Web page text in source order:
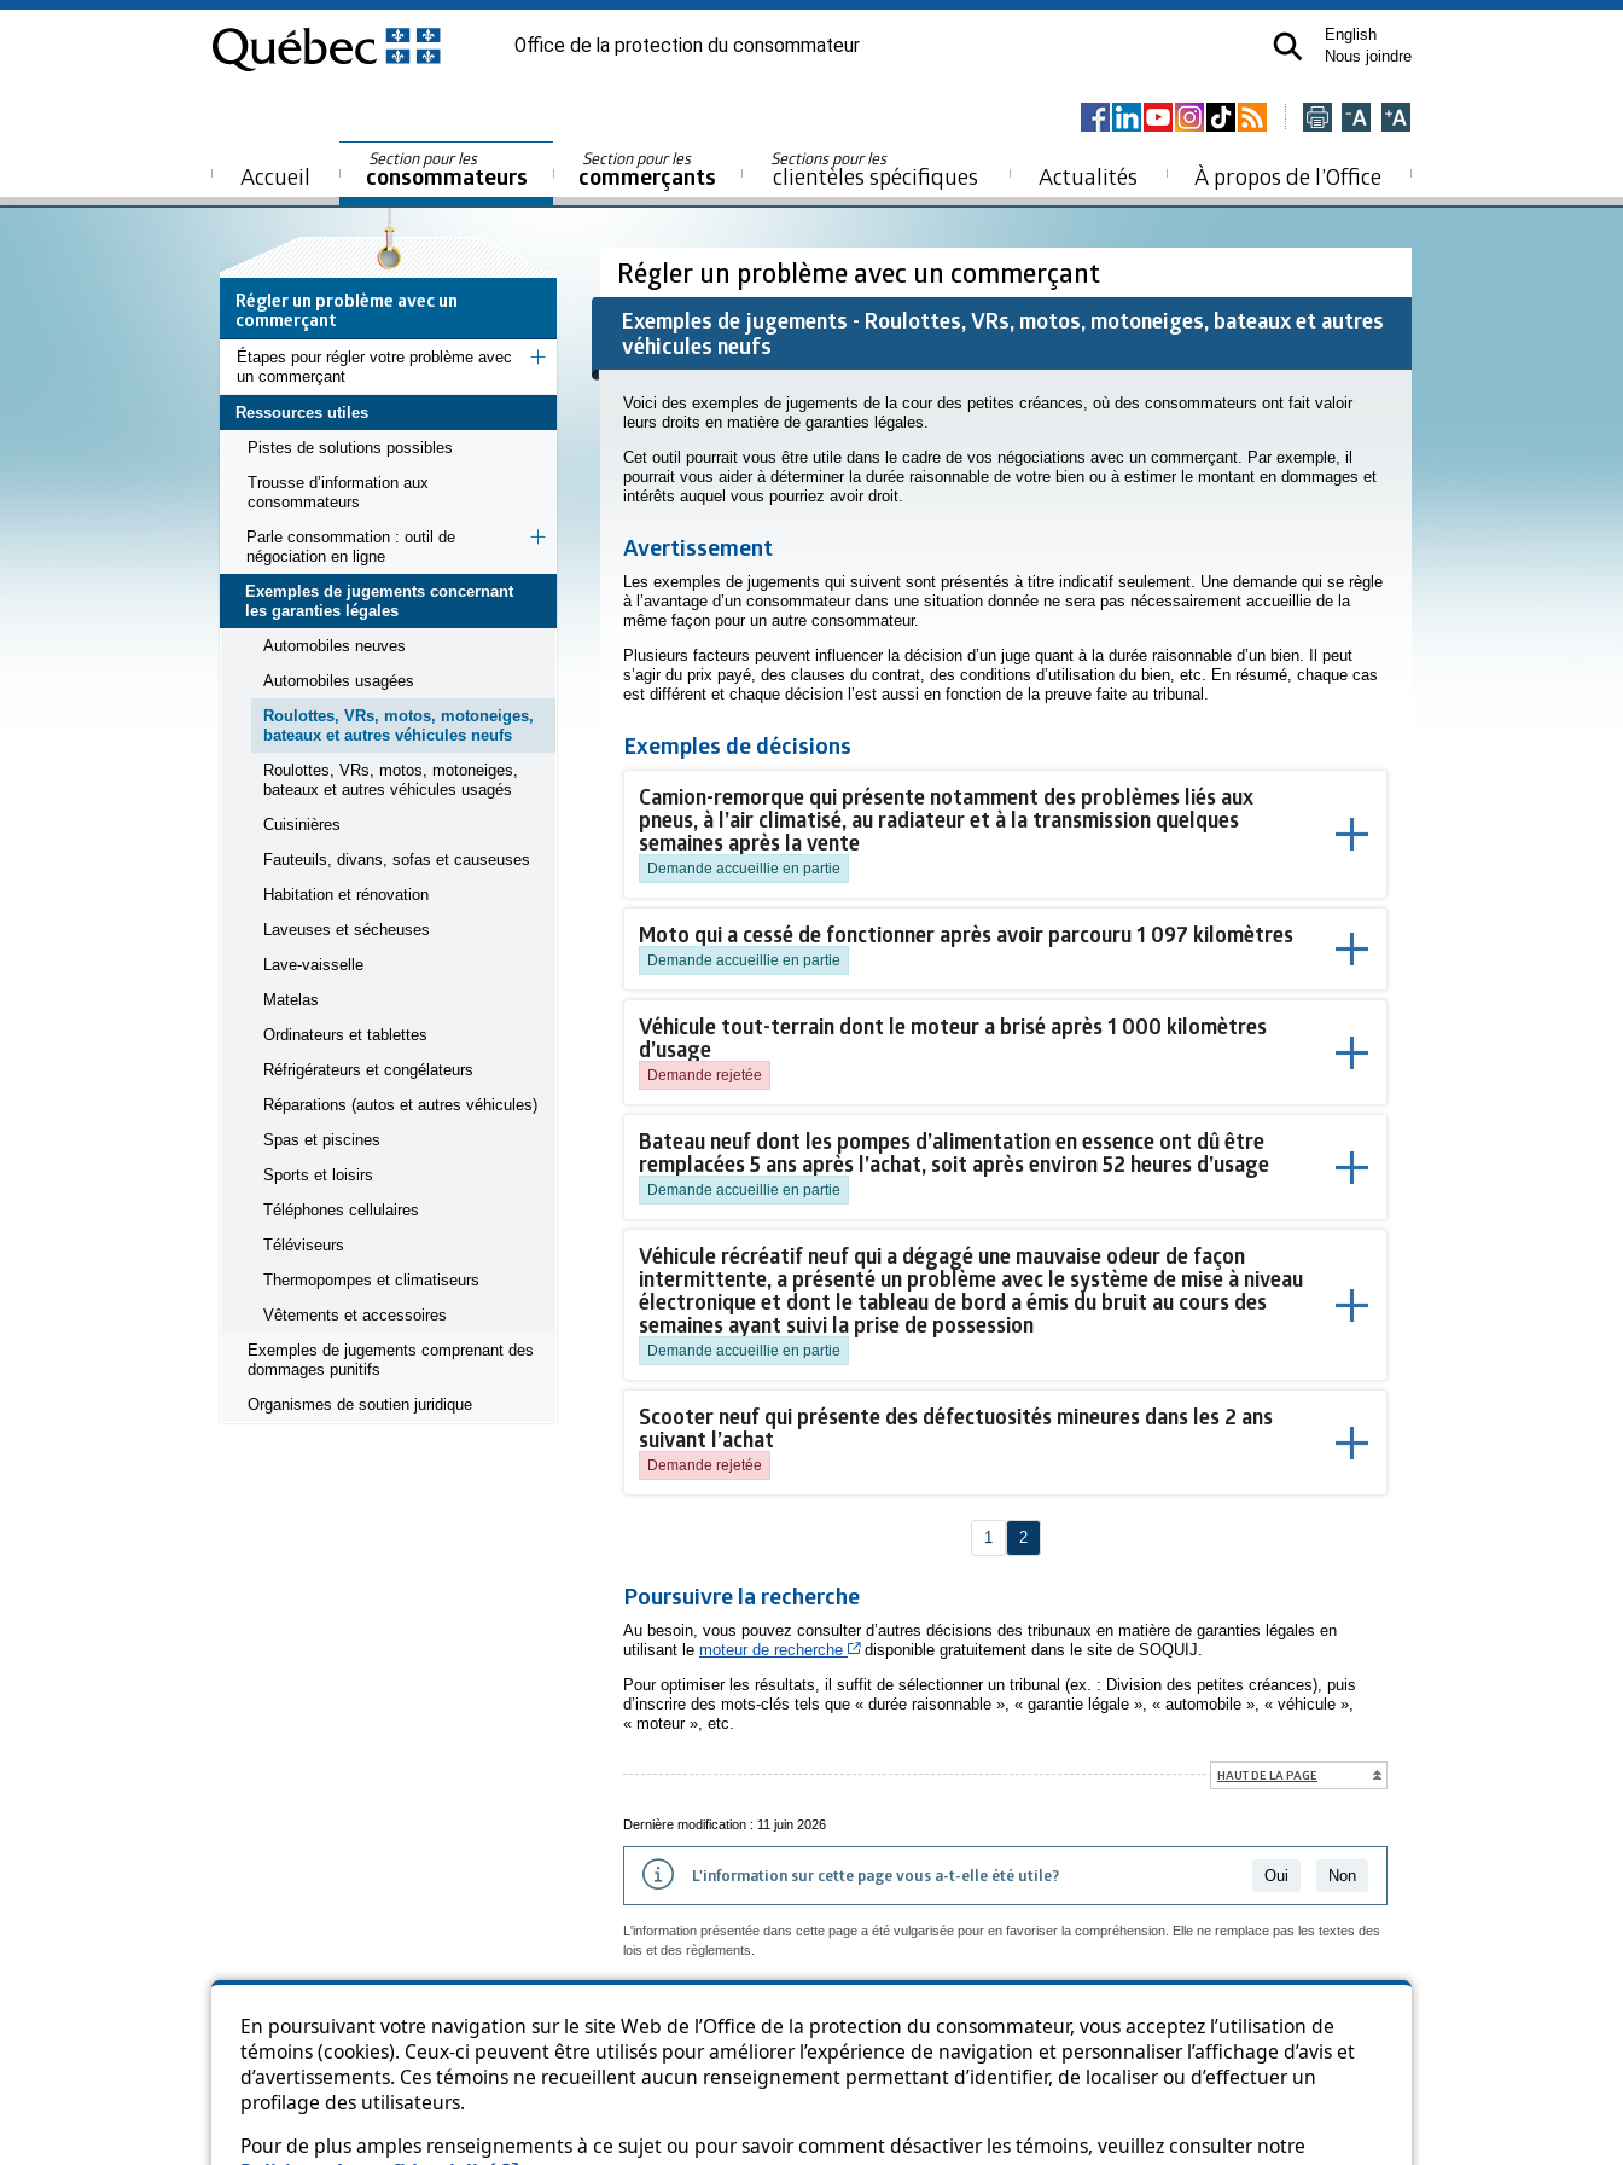
En poursuivant votre navigation sur le site Web de l’Office de la protection du consommateur, vous acceptez l’utilisation de
témoins (cookies). Ceux-ci peuvent être utilisés pour améliorer l’expérience de navigation et personnaliser l’affichage d’avis et
d’avertissements. Ces témoins ne recueillent aucun renseignement permettant d’identifier, de localiser ou d’effectuer un
profilage des utilisateurs.
Pour de plus amples renseignements à ce sujet ou pour savoir comment désactiver les témoins, veuillez consulter notre
Office de la protection du consommateur
English
Nous joindre
Accueil
Section pour les
consommateurs
Section pour les
commerçants
Sections pour les
clientèles spécifiques Actualités À propos de l’Office
Régler un problème avec un
commerçant
Étapes pour régler votre problème avec
un commerçant
Ressources utiles
Pistes de solutions possibles
Trousse d’information aux
consommateurs
Parle consommation : outil de
négociation en ligne
Exemples de jugements concernant
les garanties légales
Automobiles neuves
Automobiles usagées
Roulottes, VRs, motos, motoneiges,
bateaux et autres véhicules neufs
Roulottes, VRs, motos, motoneiges,
bateaux et autres véhicules usagés
Cuisinières
Fauteuils, divans, sofas et causeuses
Habitation et rénovation
Laveuses et sécheuses
Lave-vaisselle
Matelas
Ordinateurs et tablettes
Réfrigérateurs et congélateurs
Réparations (autos et autres véhicules)
Spas et piscines
Sports et loisirs
Téléphones cellulaires
Téléviseurs
Thermopompes et climatiseurs
Vêtements et accessoires
Exemples de jugements comprenant des
dommages punitifs
Organismes de soutien juridique
Régler un problème avec un commerçant
Exemples de jugements - Roulottes, VRs, motos, motoneiges, bateaux et autres
véhicules neufs
Voici des exemples de jugements de la cour des petites créances, où des consommateurs ont fait valoir
leurs droits en matière de garanties légales.
Cet outil pourrait vous être utile dans le cadre de vos négociations avec un commerçant. Par exemple, il
pourrait vous aider à déterminer la durée raisonnable de votre bien ou à estimer le montant en dommages et
intérêts auquel vous pourriez avoir droit.
Avertissement
Les exemples de jugements qui suivent sont présentés à titre indicatif seulement. Une demande qui se règle
à l’avantage d’un consommateur dans une situation donnée ne sera pas nécessairement accueillie de la
même façon pour un autre consommateur.
Plusieurs facteurs peuvent influencer la décision d’un juge quant à la durée raisonnable d’un bien. Il peut
s’agir du prix payé, des clauses du contrat, des conditions d’utilisation du bien, etc. En résumé, chaque cas
est différent et chaque décision l’est aussi en fonction de la preuve faite au tribunal.
Exemples de décisions
Camion-remorque qui présente notamment des problèmes liés aux
pneus, à l’air climatisé, au radiateur et à la transmission quelques
semaines après la vente
Demande accueillie en partie
Moto qui a cessé de fonctionner après avoir parcouru 1 097 kilomètres
Demande accueillie en partie
Véhicule tout-terrain dont le moteur a brisé après 1 000 kilomètres
d’usage
Demande rejetée
Bateau neuf dont les pompes d’alimentation en essence ont dû être
remplacées 5 ans après l’achat, soit après environ 52 heures d’usage
Demande accueillie en partie
Véhicule récréatif neuf qui a dégagé une mauvaise odeur de façon
intermittente, a présenté un problème avec le système de mise à niveau
électronique et dont le tableau de bord a émis du bruit au cours des
semaines ayant suivi la prise de possession
Demande accueillie en partie
Scooter neuf qui présente des défectuosités mineures dans les 2 ans
suivant l’achat
Demande rejetée
1 2
Poursuivre la recherche
Au besoin, vous pouvez consulter d’autres décisions des tribunaux en matière de garanties légales en
utilisant le moteur de recherche Cet hyperlien s’ouvrira dans une nouvelle fenêtre
disponible gratuitement dans le site de SOQUIJ.
Pour optimiser les résultats, il suffit de sélectionner un tribunal (ex. : Division des petites créances), puis
d’inscrire des mots-clés tels que « durée raisonnable », « garantie légale », « automobile », « véhicule »,
« moteur », etc.
HAUT DE LA PAGE
Dernière modification : 11 juin 2026
L'information sur cette page vous a-t-elle été utile? Oui Non
L'information présentée dans cette page a été vulgarisée pour en favoriser la compréhension. Elle ne remplace pas les textes des
lois et des règlements.
Plan du site Accessibilité Politique de confidentialité Diffusion de l'information